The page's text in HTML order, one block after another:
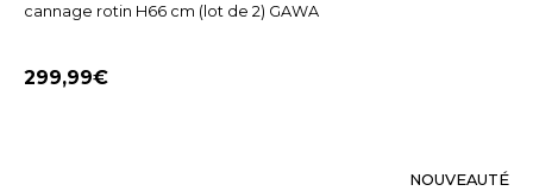
cannage rotin H66 cm (lot de 2) GAWA
299,99
NOUVEAUTÉ